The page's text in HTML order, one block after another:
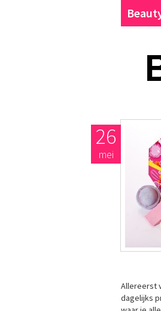
26
mei
Allereerst
dagelijks